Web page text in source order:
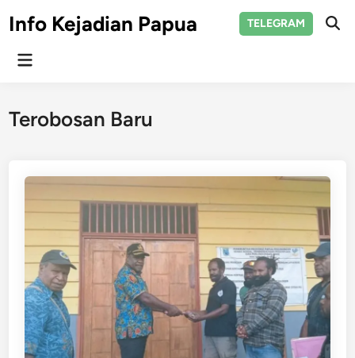
toInfo Kejadian Papua TELEGRAM
Main
Terobosan Baru